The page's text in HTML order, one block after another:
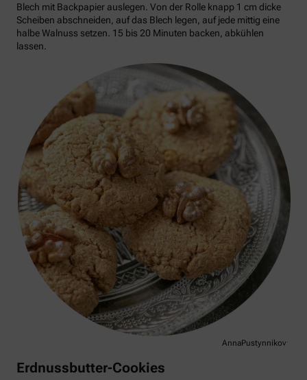
Blech mit Backpapier auslegen. Von der Rolle knapp 1 cm dicke
Scheiben abschneiden, auf das Blech legen, auf jede mittig eine
halbe Walnuss setzen. 15 bis 20 Minuten backen, abkühlen
lassen.
AnnaPustynnikova
Erdnussbutter-Cookies